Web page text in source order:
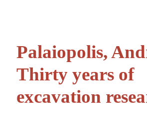
Palaiopolis,
Thirty years of
excavation